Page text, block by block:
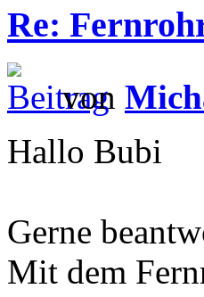
Re:
von
Hallo Bubi
Gerne
Mit dem